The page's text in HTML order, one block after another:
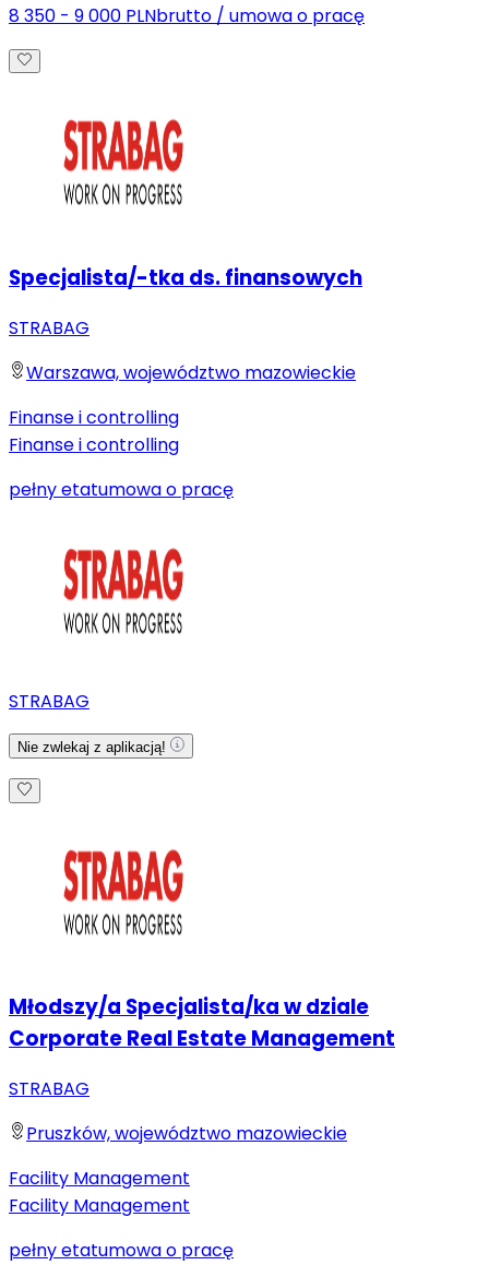
8 350 - 9 000 PLNbrutto / umowa o pracę
Specjalista/-tka ds. finansowych
STRABAG
Warszawa, województwo mazowieckie
Finanse i controlling
Finanse i controlling
pełny etatumowa o pracę
STRABAG
Nie zwlekaj z aplikacją!
Młodszy/a Specjalista/ka w dziale
Corporate Real Estate Management
STRABAG
Pruszków, województwo mazowieckie
Facility Management
Facility Management
pełny etatumowa o pracę